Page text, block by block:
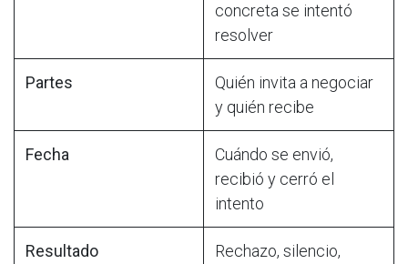
concreta se intentó
resolver
Partes
Quién invita a negociar
y quién recibe
Fecha
Cuándo se envió,
recibió y cerró el
intento
Resultado
Rechazo, silencio,